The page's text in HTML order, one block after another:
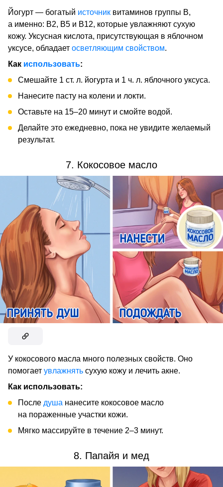
Йогурт — богатый источник витаминов группы В,
а именно: В2, В5 и В12, которые увлажняют сухую
кожу. Уксусная кислота, присутствующая в яблочном
уксусе, обладает осветляющим свойством.
Как использовать:
Смешайте 1 ст. л. йогурта и 1 ч. л. яблочного уксуса.
Нанесите пасту на колени и локти.
Оставьте на 15–20 минут и смойте водой.
Делайте это ежедневно, пока не увидите желаемый
результат.
7. Кокосовое масло
У кокосового масла много полезных свойств. Оно
помогает увлажнять сухую кожу и лечить акне.
Как использовать:
После душа нанесите кокосовое масло
на пораженные участки кожи.
Мягко массируйте в течение 2–3 минут.
8. Папайя и мед